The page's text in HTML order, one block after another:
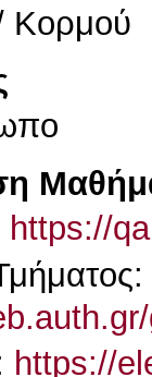
Κορμού
https://
https://